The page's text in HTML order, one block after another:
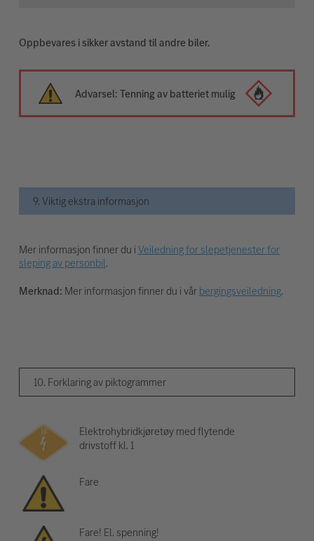
Oppbevares i sikker avstand til andre biler.
Advarsel: Tenning av batteriet mulig
9. Viktig ekstra informasjon
Mer informasjon finner du iVeiledning for slepetjenester for
sleping av personbil.
Merknad: Mer informasjon finner du i vårbergingsveiledning.
10. Forklaring av piktogrammer
Elektrohybridkjøretøy med flytende
drivstoff kl. 1
Fare
Fare! El. spenning!